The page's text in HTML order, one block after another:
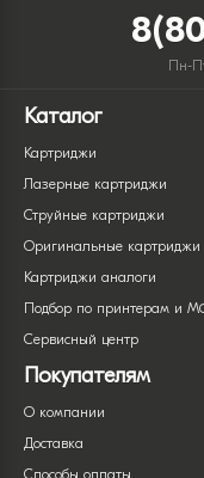
Пн-
Каталог
Картриджи
Лазерные картриджи
Струйные картриджи
Оригинальные картриджи
Картриджи аналоги
Подбор по принтерам и
Сервисный центр
Покупателям
О компании
Доставка